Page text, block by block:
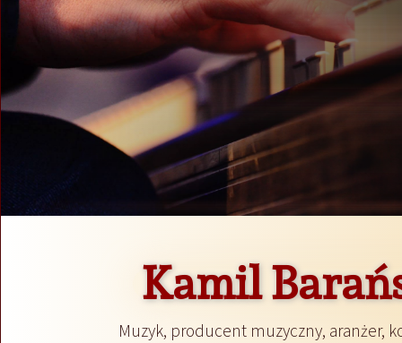
Kamil
Muzyk, producent muzyczny, aranżer,